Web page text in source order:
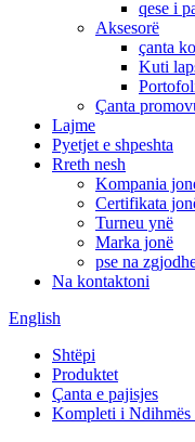
qese i
Aksesorë
çanta
Kuti
Çanta
Lajme
Pyetjet e shpeshta
Rreth nesh
Kompania
Certifikata
Turneu ynë
Marka jonë
pse na
Na kontaktoni
English
Shtëpi
Produktet
Çanta e pajisjes
Kompleti i Ndihmës